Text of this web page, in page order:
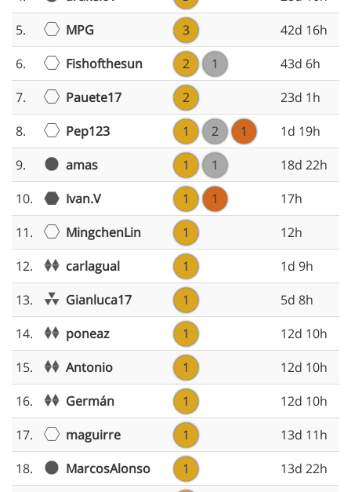
5.
MPG 3
42d 16h
6.
Fishofthesun 2 1
43d 6h
7.
Pauete17 2
23d 1h
8.
Pep123 1 2 1
1d 19h
9.
amas 1 1
18d 22h
10.
Ivan.V 1 1
17h
11.
MingchenLin 1
12h
12.
carlagual 1
1d 9h
13.
Gianluca17 1
5d 8h
14.
poneaz 1
12d 10h
15.
Antonio 1
12d 10h
16.
Germán 1
12d 10h
17.
maguirre 1
13d 11h
18.
MarcosAlonso 1
13d 22h